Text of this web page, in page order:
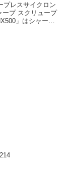
プレスサイクロン
ープ スクリュープ
」はシャープ